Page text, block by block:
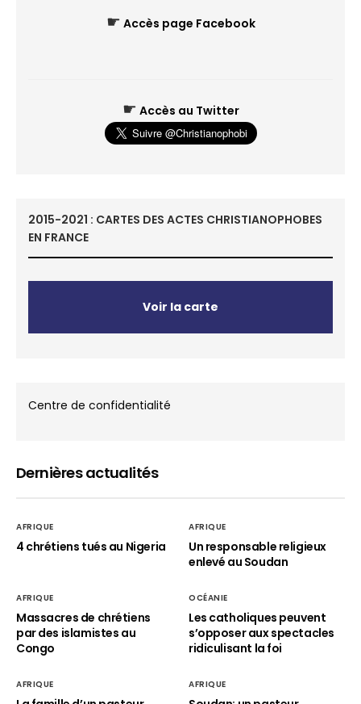
☛ Accès page Facebook
☛ Accès au Twitter
2015-2021 : CARTES DES ACTES CHRISTIANOPHOBES
EN FRANCE
Voir la carte
Centre de confidentialité
Dernières actualités
AFRIQUE
4 chrétiens tués au Nigeria
AFRIQUE
Un responsable religieux
enlevé au Soudan
AFRIQUE
Massacres de chrétiens
par des islamistes au
Congo
OCÉANIE
Les catholiques peuvent
s’opposer aux spectacles
ridiculisant la foi
AFRIQUE AFRIQUE